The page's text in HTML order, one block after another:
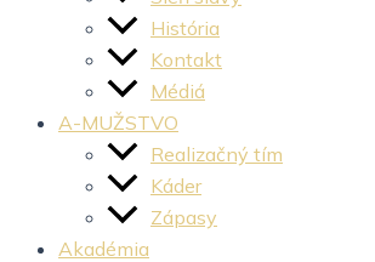
História
Kontakt
Médiá
A-MUŽSTVO
Realizačný tím
Káder
Zápasy
Akadémia